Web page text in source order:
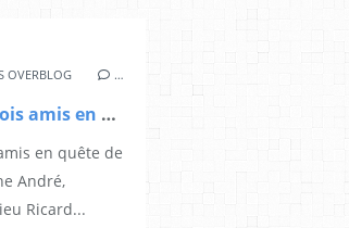
OVERBLOG …
Extraits du livre « Trois amis en quête de Sagesse »(12)
en quête de
André,
Ricard...